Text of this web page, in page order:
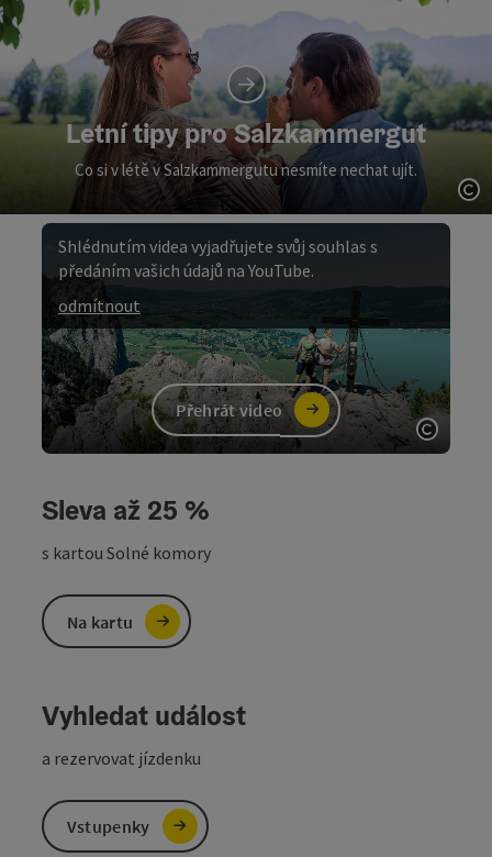
Letní tipy pro Salzkammergut
Co si v létě v Salzkammergutu nesmíte nechat ujít.
Přehrát video
Shlédnutím videa vyjadřujete svůj souhlas s
předáním vašich údajů na YouTube.
odmítnout
Sleva až 25 %
s kartou Solné komory
Na kartu
Vyhledat událost
a rezervovat jízdenku
Vstupenky